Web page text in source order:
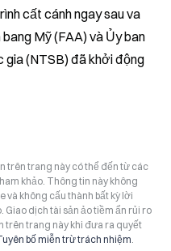
cất cánh ngay sau va
Mỹ (FAA) và Ủy ban
gia (NTSB) đã khởi động
trên trang này có thể đến từ các
khảo. Thông tin này không
và không cấu thành bất kỳ lời
Giao dịch tài sản ảo tiềm ẩn rủi ro
trên trang này khi đưa ra quyết
bố miễn trừ trách nhiệm.